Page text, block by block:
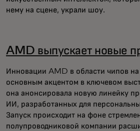
нему на сцене, украли шоу.
AMD выпускает новые
Инновации AMD в области чипов
основным акцентом в ключевом
она анонсировала новую линейку
ИИ, разработанных для
Запуск происходит на фоне
полупроводниковой компании